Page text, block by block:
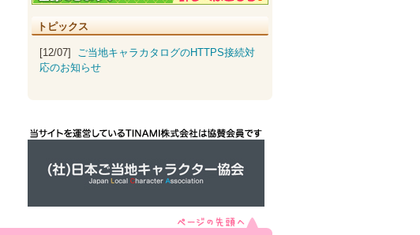
トピックス
[12/07] ご当地キャラカタログのHTTPS接続対
応のお知らせ